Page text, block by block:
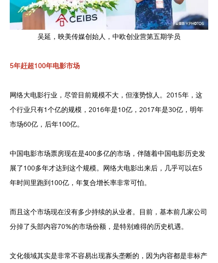
吴延，映美传媒创始人，中欧创业营第五期学员
5年赶超100年电影市场
网络大电影行业，尽管目前规模不大，但涨势惊人。2015年，这
个行业只有1个亿的规模，2016年是10亿，2017年是30亿，明年
市场60亿，后年100亿。
中国电影市场票房现在是400多亿的市场，伴随着中国电影历史发
展了100多年才达到这个规模。网络大电影出来后，几乎可以在5
年时间里跑到100亿，年复合增长率非常可怕。
而且这个市场现在没有多少持续的从业者。目前，基本前几家公司
分掉了头部内容70%的市场份额，是特别难得的历史机遇。
文化领域其实是非常不容易出现寡头垄断的，因为内容都是非标产